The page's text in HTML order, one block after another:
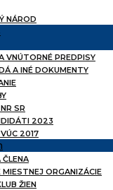
NÁROD
VNÚTORNÉ PREDPISY
A INÉ DOKUMENTY
SR
2023
2017
ČLENA
MIESTNEJ ORGANIZÁCIE
ŽIEN